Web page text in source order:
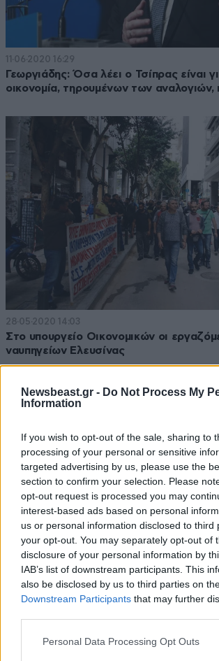
Newsbeast.gr - Do Not Process My
Information
If you wish to opt-out of the sale, sharing to
processing of your personal or sensitive
targeted advertising by us, please use the
section to confirm your selection. Please
opt-out request is processed you may
interest-based ads based on personal
us or personal information disclosed to third
your opt-out. You may separately opt-out of
disclosure of your personal information by
IAB’s list of downstream participants. This
also be disclosed by us to third parties on
Downstream Participants that may further
Please note that this website/app uses one
Personal Data Processing Opt Outs
11·06·2020 16:29
Γεωργιάδης: Όσα λέει ο Τσίπρας είναι
οικονομία, τηρουμένων των αναλογιών,
28·05·2020 14:03
Στο υπουργείο Οικονομικών οι
ναυπηγείων Ελευσίνας
22·05·2020 23:34
Παναγιωτόπουλος για ναυπηγεία